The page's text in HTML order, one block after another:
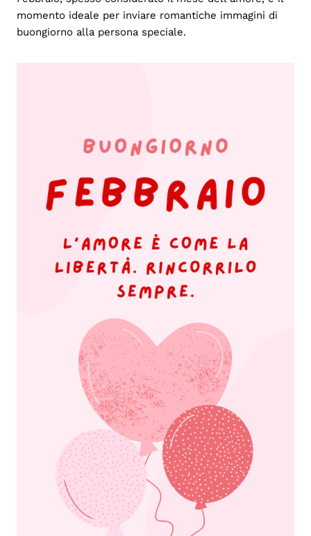
momento ideale per inviare romantiche immagini di
buongiorno alla persona speciale.